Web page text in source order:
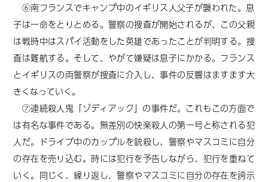
⑥南フランスでキャンプ中のイギリス人父子が襲われた。息
子は一命をとりとめる。警察の捜査が開始されるが、この父親
は戦時中はスパイ活動をした英雄であったことが判明する。捜
査は難航する。そして、やがて嫌疑は息子にかかる。フランス
とイギリスの両警察が捜査に介入し、事件の反響はますます大
きくなっていく。
⑦連続殺人鬼「ゾディアック」の事件だ。これもこの方面で
は有名な事件である。無差別の快楽殺人の第一号と称される犯
人だ。ドライブ中のカップルを銃殺し、警察やマスコミに自分
の存在を売り込む。時には犯行を予告しながら、犯行を重ねて
いく。同じく、繰り返し、警察やマスコミに自分の存在を誇示